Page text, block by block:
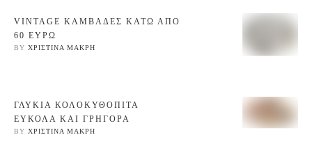
VINTAGE ΚΑΜΒΑΔΕΣ ΚΆΤΩ ΑΠΌ
60 ΕΥΡΩ
BY ΧΡΙΣΤΊΝΑ ΜΑΚΡΉ
ΓΛΥΚΙΑ ΚΟΛΟΚΥΘΟΠΙΤΑ
ΕΥΚΟΛΑ ΚΑΙ ΓΡΗΓΟΡΑ
BY ΧΡΙΣΤΊΝΑ ΜΑΚΡΉ